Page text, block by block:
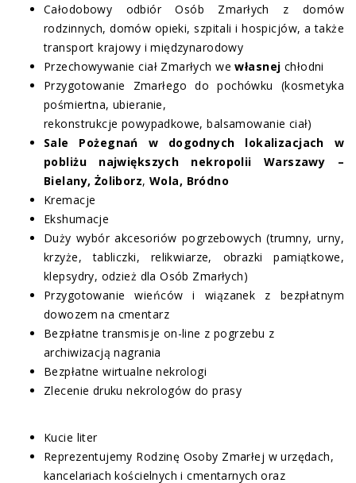
Całodobowy odbiór Osób Zmarłych z domów
rodzinnych, domów opieki, szpitali i hospicjów, a także
transport krajowy i międzynarodowy
Przechowywanie ciał Zmarłych wewłasnej chłodni
Przygotowanie Zmarłego do pochówku (kosmetyka
pośmiertna, ubieranie,
rekonstrukcje powypadkowe, balsamowanie ciał)
Sale Pożegnań w dogodnych lokalizacjach w
pobliżu największych nekropolii Warszawy –
Bielany, Żoliborz, Wola, Bródno
Kremacje
Ekshumacje
Duży wybór akcesoriów pogrzebowych (trumny, urny,
krzyże, tabliczki, relikwiarze, obrazki pamiątkowe,
klepsydry, odzież dla Osób Zmarłych)
Przygotowanie wieńców i wiązanek z bezpłatnym
dowozem na cmentarz
Bezpłatne transmisje on-line z pogrzebu z
archiwizacją nagrania
Bezpłatne wirtualne nekrologi
Zlecenie druku nekrologów do prasy
Kucie liter
Reprezentujemy Rodzinę Osoby Zmarłej w urzędach,
kancelariach kościelnych i cmentarnych oraz